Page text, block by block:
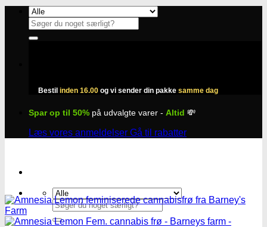
Fortsæt
indhold
Søg
efter:
Bestil inden 16.00 og vi sender din pakke samme dag
Spar op til 50% på udvalgte varer - Altid 💸
Læs vores anmeldelser Gå til rabatter
Søg
efter: